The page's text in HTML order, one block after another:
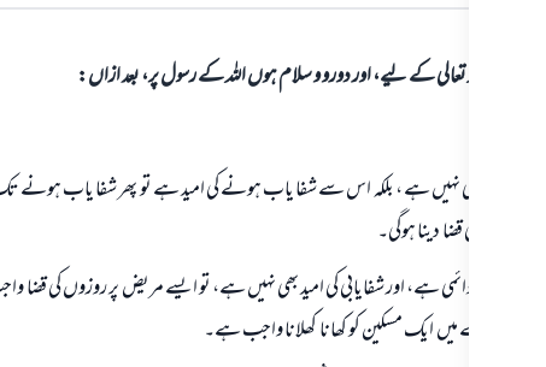
ہمہ قسم کی حمد اللہ تعالی کے لیے، اور دورو و سلام ہوں اللہ کے رسول پر، بعد ازاں:
اگر یہ مرض دائمی نہیں ہے ، بلکہ اس سے شفا یاب ہونے کی امید ہے تو پھر شفا یاب ہونے
ہوئے روزوں کی قضا دینا ہوگی۔
اور اگر یہ مرض دائمی ہے، اور شفایابی کی امید بھی نہیں ہے، تو ایسے مریض پر روزوں کی
ہر دن کے بدلے میں ایک مسکین کو کھانا کھلانا واجب ہے۔